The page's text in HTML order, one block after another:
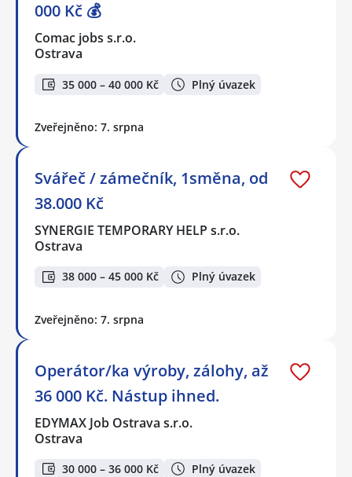
000 Kč 💰
Comac jobs s.r.o.
Ostrava
35 000 – 40 000 Kč Plný úvazek
Zveřejněno: 7. srpna
Svářeč / zámečník, 1směna, od
38.000 Kč
SYNERGIE TEMPORARY HELP s.r.o.
Ostrava
38 000 – 45 000 Kč Plný úvazek
Zveřejněno: 7. srpna
Operátor/ka výroby, zálohy, až
36 000 Kč. Nástup ihned.
EDYMAX Job Ostrava s.r.o.
Ostrava
30 000 – 36 000 Kč
Plný úvazek